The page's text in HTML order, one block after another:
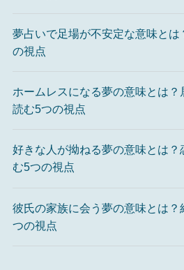
夢占いで足場が不安定な意味と
の視点
ホームレスになる夢の意味とは
読む5つの視点
好きな人が拗ねる夢の意味とは？
む5つの視点
彼氏の家族に会う夢の意味とは
つの視点